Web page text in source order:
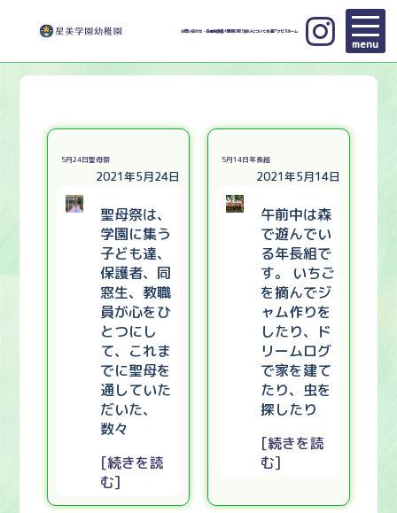
ホーム
交通アクセス
個人情報の取り扱いについて
お問い合わせ・各種申請
menu
5月24日聖母祭
2021年5月24日
聖母祭は、
学園に集う
子ども達、
保護者、同
窓生、教職
員が心をひ
とつにし
て、これま
でに聖母を
通していた
だいた、
数々
[続きを読
む]
5月14日年長組
2021年5月14日
午前中は森
で遊んでい
る年長組で
す。 いちご
を摘んでジ
ャム作りを
したり、ド
リームログ
で家を建て
たり、虫を
探したり
[続きを読
む]